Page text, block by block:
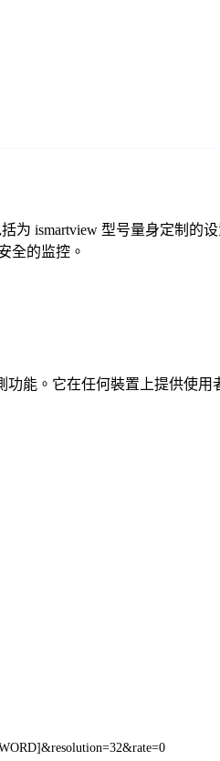
为 ismartview 型号量身定制
全的监控。
能。它在任何裝置上提供使